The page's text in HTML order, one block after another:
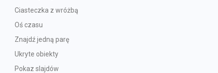
Ciasteczka z wróżbą
Oś czasu
Znajdź jedną parę
Ukryte obiekty
Pokaz slajdów